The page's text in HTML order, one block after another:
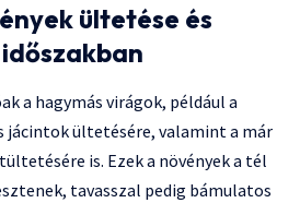
ültetése és
a hagymás virágok, például a
jácintok ültetésére, valamint a már
is. Ezek a növények a tél
tavasszal pedig bámulatos